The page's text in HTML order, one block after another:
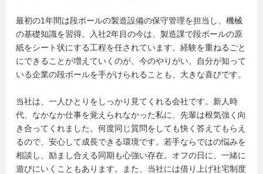
最初の1年間は段ボールの製造設備の保守管理を担当し、機械
の基礎知識を習得。入社2年目の今は、製造課で段ボールの原
紙をシート状にする工程を任されています。経験を重ねるごと
にできることが増えていくのが、今のやりがい。自分が知って
いる企業の段ボールを手がけられることも、大きな喜びです。
当社は、一人ひとりをしっかり見てくれる会社です。新人時
代、なかなか仕事を覚えられなかった私に、先輩は根気強く向
き合ってくれました。何度同じ質問をしても快く答えてもらえ
るので、安心して成長できる環境です。若手ならではの悩みを
相談し、励まし合える同期も心強い存在。オフの日に、一緒に
遊びにいくこともあります。また、当社には借り上げ社宅制度